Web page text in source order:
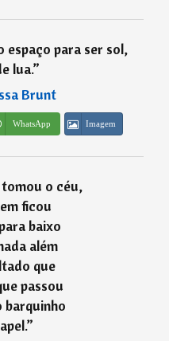
espaço para ser sol,
lua.”
Brunt
WhatsApp Imagem
o céu,
ficou
baixo
além
que
passou
barquinho
”